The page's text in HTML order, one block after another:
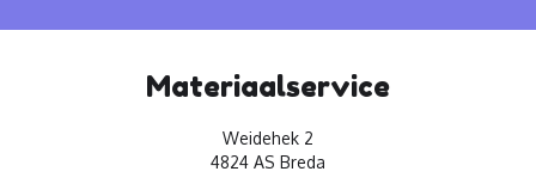
Materiaalservice
Weidehek 2
4824 AS Breda